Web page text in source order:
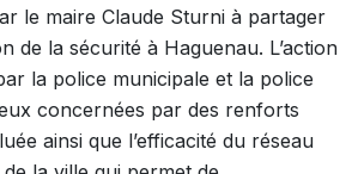
le maire Claude Sturni à partager
de la sécurité à Haguenau. L’action
la police municipale et la police
concernées par des renforts
ainsi que l’efficacité du réseau